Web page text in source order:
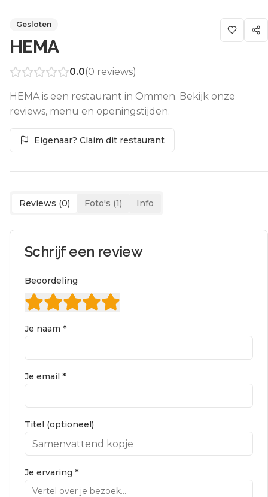
Gesloten
HEMA
0.0(0 reviews)
HEMA is een restaurant in Ommen. Bekijk onze
reviews, menu en openingstijden.
Eigenaar? Claim dit restaurant
Reviews (0) Foto's (1) Info
Schrijf een review
Beoordeling
Je naam *
Je email *
Titel (optioneel)
Je ervaring *